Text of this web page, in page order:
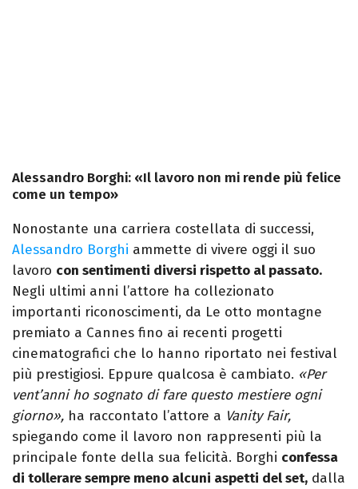
Alessandro Borghi: «Il lavoro non mi rende più felice
come un tempo»
Nonostante una carriera costellata di successi,
Alessandro Borghi ammette di vivere oggi il suo
lavoro con sentimenti diversi rispetto al passato.
Negli ultimi anni l’attore ha collezionato
importanti riconoscimenti, da Le otto montagne
premiato a Cannes fino ai recenti progetti
cinematografici che lo hanno riportato nei festival
più prestigiosi. Eppure qualcosa è cambiato. «Per
vent’anni ho sognato di fare questo mestiere ogni
giorno», ha raccontato l’attore a Vanity Fair,
spiegando come il lavoro non rappresenti più la
principale fonte della sua felicità. Borghi confessa
di tollerare sempre meno alcuni aspetti del set, dalla